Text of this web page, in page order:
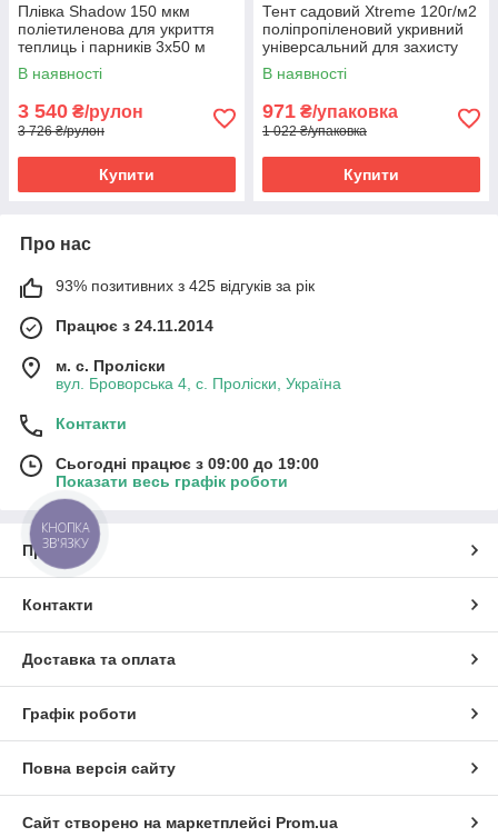
Плівка Shadow 150 мкм
поліетиленова для укриття
теплиць і парників 3х50 м
Біла
В наявності
3 540 ₴/рулон
3 726 ₴/рулон
Купити
Тент садовий Хtreme 120г/м2
поліпропіленовий укривний
універсальний для захисту
від негоди 4х6 м
Помаранчевий
В наявності
971 ₴/упаковка
1 022 ₴/упаковка
Купити
Про нас
93% позитивних з 425 відгуків за рік
Працює з 24.11.2014
м. с. Проліски
вул. Броворська 4, с. Проліски, Україна
Контакти
Сьогодні працює з 09:00 до 19:00
Показати весь графік роботи
Про нас
Контакти
Доставка та оплата
Графік роботи
Повна версія сайту
Сайт створено на маркетплейсі Prom.ua
КНОПКА
ЗВ'ЯЗКУ